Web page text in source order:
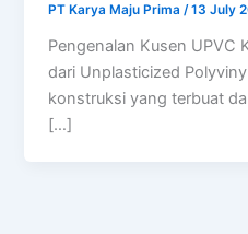
PT Karya Maju Prima/13 July
Pengenalan Kusen UPVC
dari Unplasticized
konstruksi yang terbuat
[…]